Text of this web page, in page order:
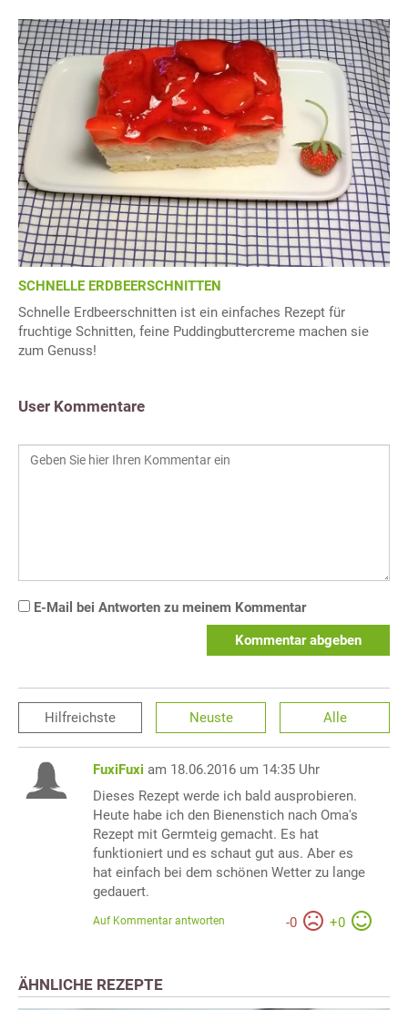
SCHNELLE ERDBEERSCHNITTEN
Schnelle Erdbeerschnitten ist ein einfaches Rezept für
fruchtige Schnitten, feine Puddingbuttercreme machen sie
zum Genuss!
User Kommentare
E-Mail bei Antworten zu meinem Kommentar
Kommentar abgeben
Hilfreichste Neuste Alle
FuxiFuxi am 18.06.2016 um 14:35 Uhr
Dieses Rezept werde ich bald ausprobieren.
Heute habe ich den Bienenstich nach Oma's
Rezept mit Germteig gemacht. Es hat
funktioniert und es schaut gut aus. Aber es
hat einfach bei dem schönen Wetter zu lange
gedauert.
-0 +0
Auf Kommentar antworten
ÄHNLICHE REZEPTE